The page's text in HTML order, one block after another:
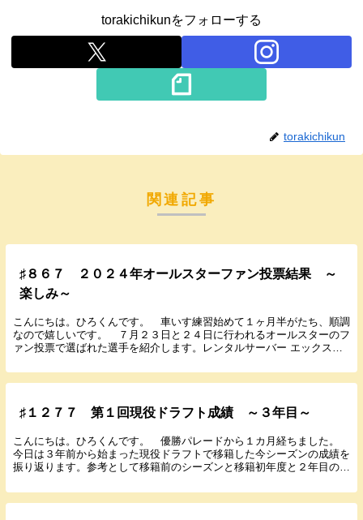
torakichikunをフォローする
torakichikun
関連記事
♯８６７ ２０２４年オールスターファン投票結果 ～
楽しみ～
こんにちは。ひろくんです。 車いす練習始めて１ヶ月半がたち、順調
なので嬉しいです。 ７月２３日と２４日に行われるオールスターのフ
ァン投票で選ばれた選手を紹介します。レンタルサーバー エックスサ
♯１２７７ 第１回現役ドラフト成績 ～３年目～
こんにちは。ひろくんです。 優勝パレードから１カ月経ちました。
今日は３年前から始まった現役ドラフトで移籍した今シーズンの成績を
振り返ります。参考として移籍前のシーズンと移籍初年度と２年目の成